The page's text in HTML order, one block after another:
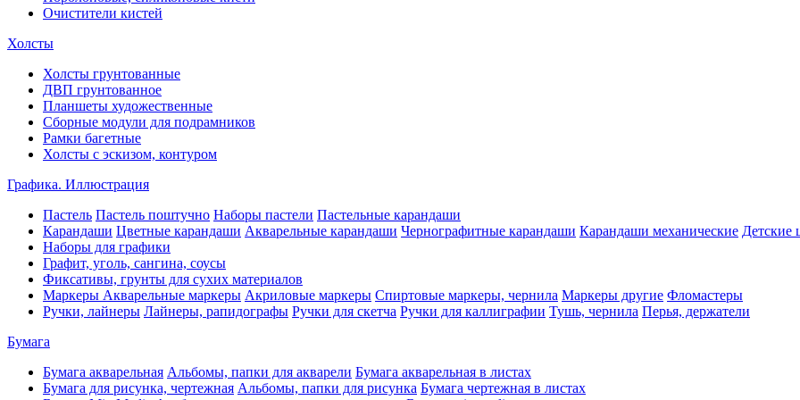
Очистители кистей
Холсты
Холсты грунтованные
ДВП грунтованное
Планшеты художественные
Сборные модули для подрамников
Рамки багетные
Холсты c эскизом, контуром
Графика. Иллюстрация
Пастель Пастель поштучно Наборы пастели Пастельные карандаши
Карандаши Цветные карандаши Акварельные карандаши Чернографитные карандаши Карандаши механические Детские
Наборы для графики
Графит, уголь, сангина, соусы
Фиксативы, грунты для сухих материалов
Маркеры Акварельные маркеры Акриловые маркеры Спиртовые маркеры, чернила Маркеры другие Фломастеры
Ручки, лайнеры Лайнеры, рапидографы Ручки для скетча Ручки для каллиграфии Тушь, чернила Перья, держатели
Бумага
Бумага акварельная Альбомы, папки для акварели Бумага акварельная в листах
Бумага для рисунка, чертежная Альбомы, папки для рисунка Бумага чертежная в листах